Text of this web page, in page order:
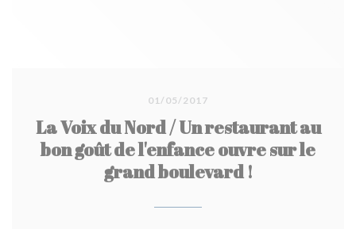
01/05/2017
La Voix du Nord / Un restaurant au
bon goût de l'enfance ouvre sur le
grand boulevard !